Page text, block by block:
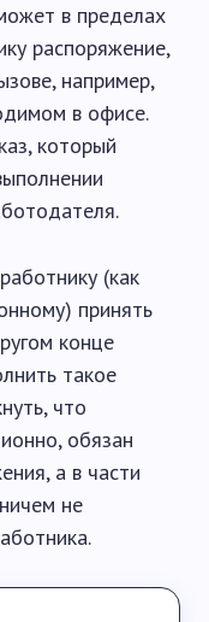
в пределах
распоряжение,
например,
в офисе.
который
(как
принять
конце
такое
что
обязан
а в части
не